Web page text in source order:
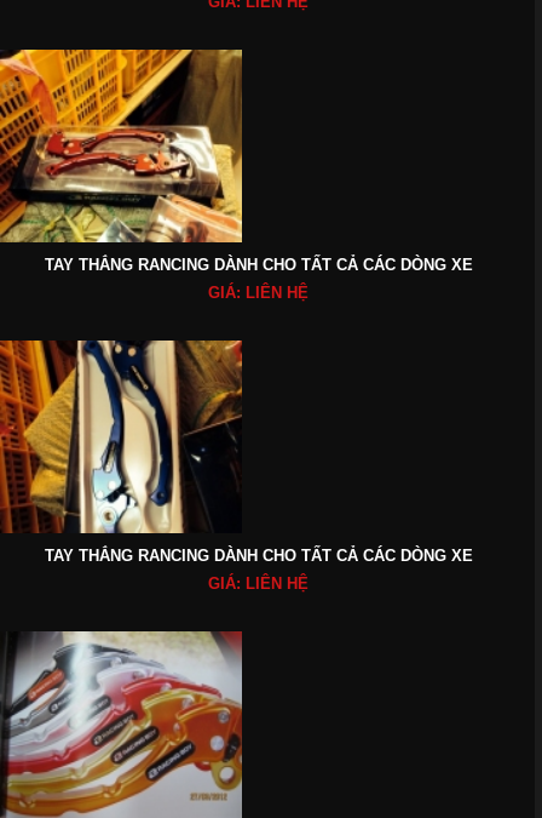
TAY THẮNG RANCING DÀNH CHO TẤT CẢ CÁC DÒNG XE
GIÁ: LIÊN HỆ
TAY THẮNG RANCING DÀNH CHO TẤT CẢ CÁC DÒNG XE
GIÁ: LIÊN HỆ